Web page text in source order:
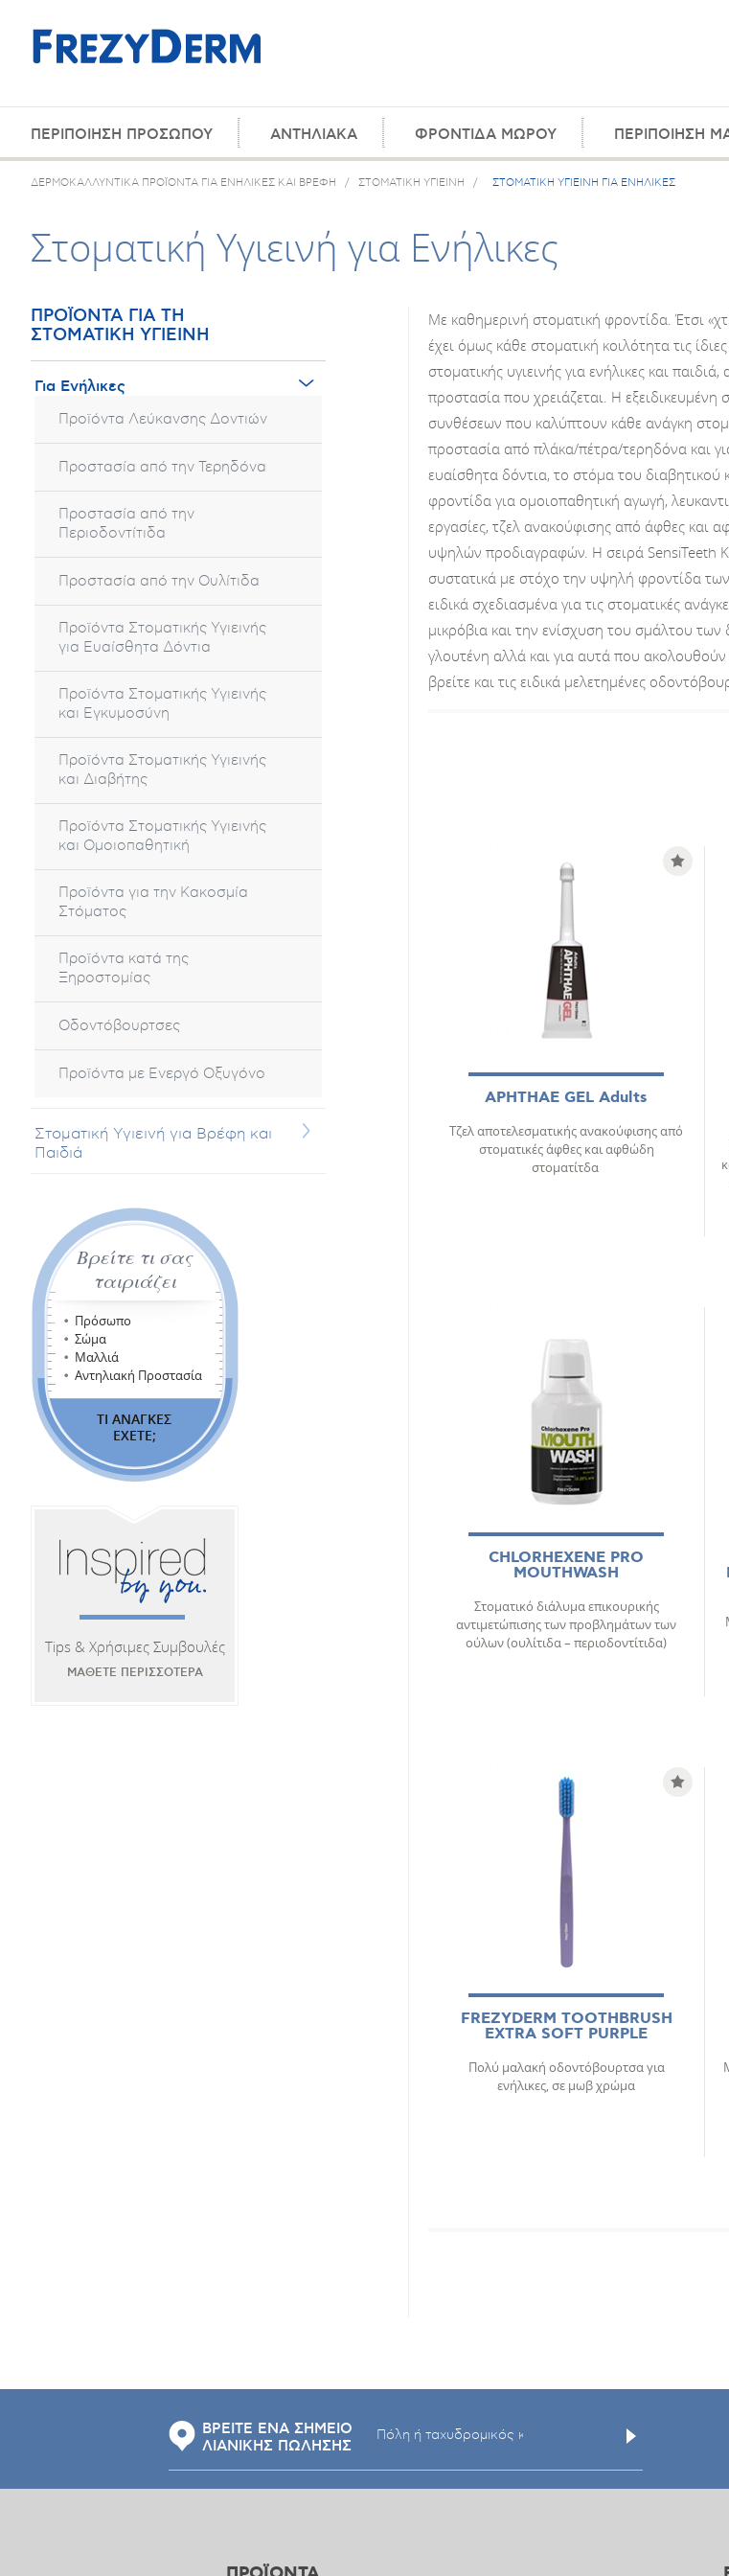
ΠΕΡΙΠΟΙΗΣΗ ΠΡΟΣΩΠΟΥ ΑΝΤΗΛΙΑΚΑ ΦΡΟΝΤΙΔΑ ΜΩΡΟΥ ΠΕΡΙΠΟΙΗΣΗ
ΔΕΡΜΟΚΑΛΛΥΝΤΙΚΑ ΠΡΟΪΟΝΤΑ ΓΙΑ ΕΝΗΛΙΚΕΣ ΚΑΙ ΒΡΕΦΗ / ΣΤΟΜΑΤΙΚΗ ΥΓΙΕΙΝΗ / ΣΤΟΜΑΤΙΚΗ ΥΓΙΕΙΝΗ ΓΙΑ ΕΝΗΛΙΚΕΣ
Στοματική Υγιεινή για Ενήλικες
Με καθημερινή στοματική φροντίδα. Έτσι
έχει όμως κάθε στοματική κοιλότητα τις
στοματικής υγιεινής για ενήλικες και
προστασία που χρειάζεται. Η
συνθέσεων που καλύπτουν κάθε ανάγκη
προστασία από πλάκα/πέτρα/τερηδόνα και
ευαίσθητα δόντια, το στόμα του διαβητικού
φροντίδα για ομοιοπαθητική αγωγή,
εργασίες, τζελ ανακούφισης από άφθες και
υψηλών προδιαγραφών. Η σειρά SensiTeeth
συστατικά με στόχο την υψηλή φροντίδα
ειδικά σχεδιασμένα για τις στοματικές
μικρόβια και την ενίσχυση του σμάλτου των
γλουτένη αλλά και για αυτά που ακολουθούν
βρείτε και τις ειδικά μελετημένες
APHTHAE GEL Adults
Τζελ αποτελεσματικής ανακούφισης από
στοματικές άφθες και αφθώδη
στοματίτδα
CHLORHEXENE PRO
MOUTHWASH
Στοματικό διάλυμα επικουρικής
αντιμετώπισης των προβλημάτων των
ούλων (ουλίτιδα – περιοδοντίτιδα)
FREZYDERM TOOTHBRUSH
EXTRA SOFT PURPLE
Πολύ μαλακή οδοντόβουρτσα για
ενήλικες, σε μωβ χρώμα
ΠΡΟΪΟΝΤΑ ΓΙΑ ΤΗ
ΣΤΟΜΑΤΙΚΗ ΥΓΙΕΙΝΗ
Για Ενήλικες
Προϊόντα Λεύκανσης Δοντιών
Προστασία από την Τερηδόνα
Προστασία από την
Περιοδοντίτιδα
Προστασία από την Ουλίτιδα
Προϊόντα Στοματικής Υγιεινής
για Ευαίσθητα Δόντια
Προϊόντα Στοματικής Υγιεινής
και Εγκυμοσύνη
Προϊόντα Στοματικής Υγιεινής
και Διαβήτης
Προϊόντα Στοματικής Υγιεινής
και Ομοιοπαθητική
Προϊόντα για την Κακοσμία
Στόματος
Προϊόντα κατά της
Ξηροστομίας
Οδοντόβουρτσες
Προϊόντα με Ενεργό Οξυγόνο
Στοματική Υγιεινή για Βρέφη και
Παιδιά
Βρείτε τι σας
ταιριάζει
Πρόσωπο
Σώμα
Μαλλιά
Αντηλιακή Προστασία
ΤΙ ΑΝΑΓΚΕΣ
ΕΧΕΤΕ;
Tips & Χρήσιμες Συμβουλές
ΜΑΘΕΤΕ ΠΕΡΙΣΣΟΤΕΡΑ
ΒΡΕΙΤΕ ΕΝΑ ΣΗΜΕΙΟ
ΛΙΑΝΙΚΗΣ ΠΩΛΗΣΗΣ